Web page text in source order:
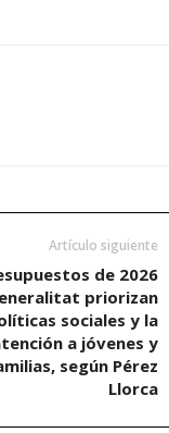
Artículo siguiente
de 2026
priorizan
sociales y la
a jóvenes y
según Pérez
Llorca